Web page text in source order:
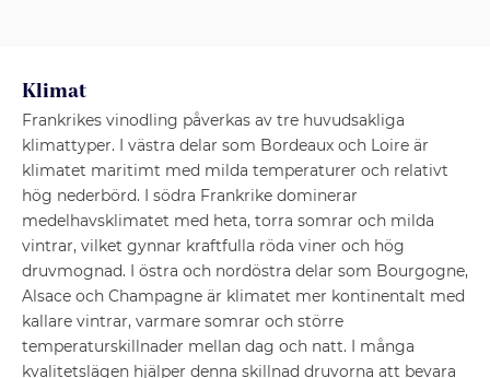
Klimat
Frankrikes vinodling påverkas av tre huvudsakliga
klimattyper. I västra delar som Bordeaux och Loire är
klimatet maritimt med milda temperaturer och relativt
hög nederbörd. I södra Frankrike dominerar
medelhavsklimatet med heta, torra somrar och milda
vintrar, vilket gynnar kraftfulla röda viner och hög
druvmognad. I östra och nordöstra delar som Bourgogne,
Alsace och Champagne är klimatet mer kontinentalt med
kallare vintrar, varmare somrar och större
temperaturskillnader mellan dag och natt. I många
kvalitetslägen hjälper denna skillnad druvorna att bevara